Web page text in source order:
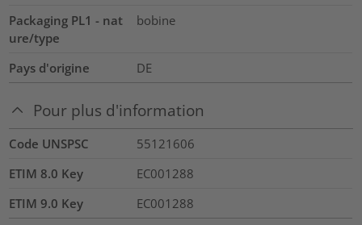
Packaging PL1 - nat
ure/type
bobine
Pays d'origine DE
Pour plus d'information
Code UNSPSC
55121606
ETIM 8.0 Key
EC001288
ETIM 9.0 Key
EC001288